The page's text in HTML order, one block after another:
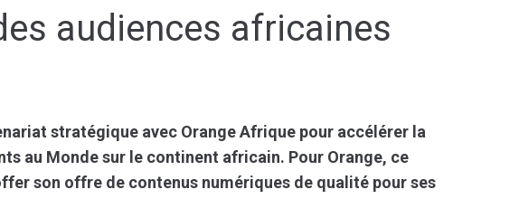
audiences africaines
stratégique avec Orange Afrique pour accélérer la
au Monde sur le continent africain. Pour Orange, ce
son offre de contenus numériques de qualité pour ses